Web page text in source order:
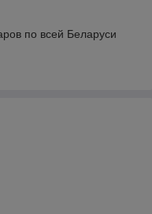
по всей Беларуси